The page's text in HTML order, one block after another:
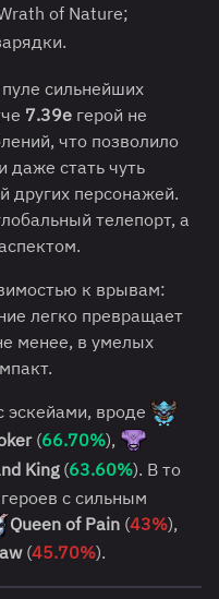
of Nature;
сильнейших
7.39e герой не
что позволило
даже стать чуть
других персонажей.
телепорт, а
к врывам:
легко превращает
менее, в умелых
эскейами, вроде
(66.70%),
King (63.60%). В то
с сильным
Queen of Pain (43%),
(45.70%).